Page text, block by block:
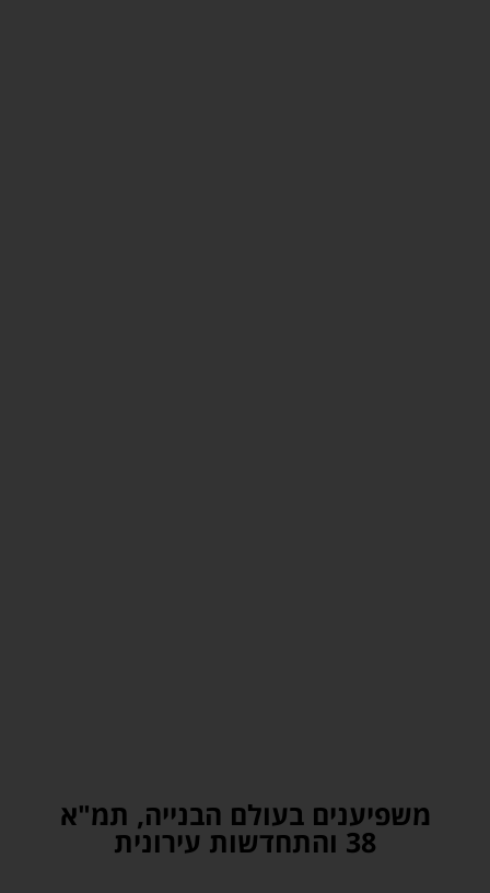
משפיענים בעולם הבנייה, תמ"א
38 והתחדשות עירונית